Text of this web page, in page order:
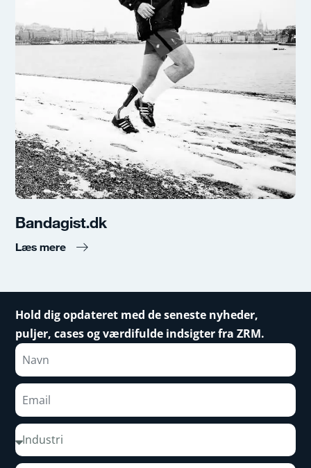
Bandagist.dk
Læs mere
Hold dig opdateret med de seneste nyheder,
puljer, cases og værdifulde indsigter fra ZRM.